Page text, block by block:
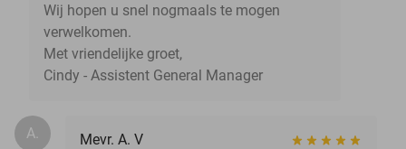
Wij hopen u snel nogmaals te mogen
verwelkomen.
Met vriendelijke groet,
Cindy - Assistent General Manager
A.
Mevr. A. V